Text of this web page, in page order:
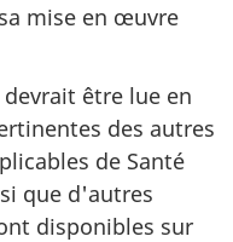
mise en œuvre
être lue en
des autres
de Santé
que d'autres
disponibles sur